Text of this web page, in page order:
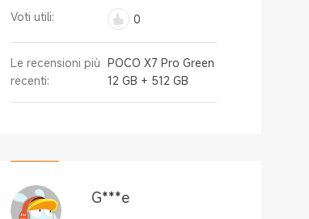
Voti utili: 0
Le recensioni più
recenti:
POCO X7 Pro Green
12 GB + 512 GB
G***e